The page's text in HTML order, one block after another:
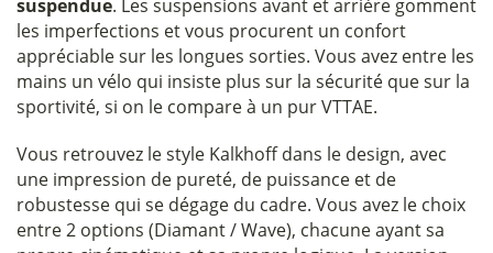
suspendue. Les suspensions avant et arrière gomment
les imperfections et vous procurent un confort
appréciable sur les longues sorties. Vous avez entre les
mains un vélo qui insiste plus sur la sécurité que sur la
sportivité, si on le compare à un pur VTTAE.
Vous retrouvez le style Kalkhoff dans le design, avec
une impression de pureté, de puissance et de
robustesse qui se dégage du cadre. Vous avez le choix
entre 2 options (Diamant / Wave), chacune ayant sa